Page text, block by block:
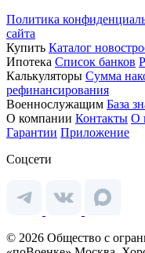
Политика
сайта
Купить Каталог
Ипотека Список банков
Калькуляторы Сумма
рефинансирования
Военнослужащим База
О компании Контакты О
Гарантии Приложение
Соцсети
© 2026 Общество с